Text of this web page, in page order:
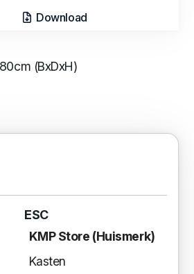
Download
(BxDxH)
ESC
KMP Store (Huismerk)
Kasten